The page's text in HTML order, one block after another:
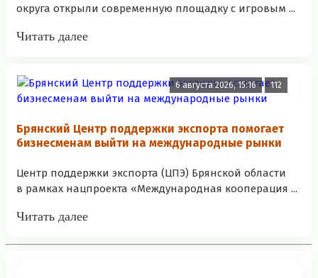
округа открыли современную площадку с игровым ...
Читать далее
6 августа 2026, 15:16 112
Брянский Центр поддержки экспорта помогает
бизнесменам выйти на международные рынки
Центр поддержки экспорта (ЦПЭ) Брянской области
в рамках нацпроекта «Международная кооперация ...
Читать далее